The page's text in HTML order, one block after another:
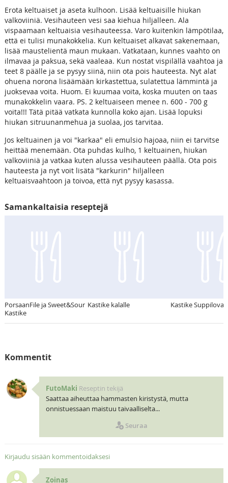
Erota keltuaiset ja aseta kulhoon. Lisää keltuaisille hiukan
valkoviiniä. Vesihauteen vesi saa kiehua hiljalleen. Ala
vispaamaan keltuaisia vesihauteessa. Varo kuitenkin lämpötilaa,
että ei tulisi munakokkelia. Kun keltuaiset alkavat sakenemaan,
lisää maustelientä maun mukaan. Vatkataan, kunnes vaahto on
ilmavaa ja paksua, sekä vaaleaa. Kun nostat vispilällä vaahtoa ja
teet 8 päälle ja se pysyy siinä, niin ota pois hauteesta. Nyt alat
ohuena norona lisäämään kirkastettua, sulatettua lämmintä ja
juoksevaa voita. Huom. Ei kuumaa voita, koska muuten on taas
munakokkelin vaara. PS. 2 keltuaiseen menee n. 600 - 700 g
voita!!! Tätä pitää vatkata kunnolla koko ajan. Lisää lopuksi
hiukan sitruunanmehua ja suolaa, jos tarvitaa.
Jos keltuainen ja voi "karkaa" eli emulsio hajoaa, niin ei tarvitse
heittää menemään. Ota puhdas kulho, 1 keltuainen, hiukan
valkoviiniä ja vatkaa kuten alussa vesihauteen päällä. Ota pois
hauteesta ja nyt voit lisätä "karkurin" hiljalleen
keltuaisvaahtoon ja toivoa, että nyt pysyy kasassa.
Samankaltaisia reseptejä
PorsaanFile ja Sweet&Sour
Kastike
Kastike kalalle Kastike
Kommentit
FutoMaki Reseptin tekijä
Saattaa aiheuttaa hammasten kiristystä, mutta
onnistuessaan maistuu taivaalliselta...
Seuraa
Kirjaudu sisään kommentoidaksesi
Zoinas